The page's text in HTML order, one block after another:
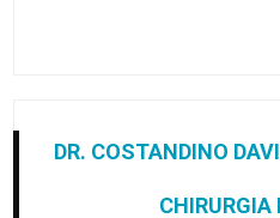
DR. COSTANDINO
CHIRURGIA